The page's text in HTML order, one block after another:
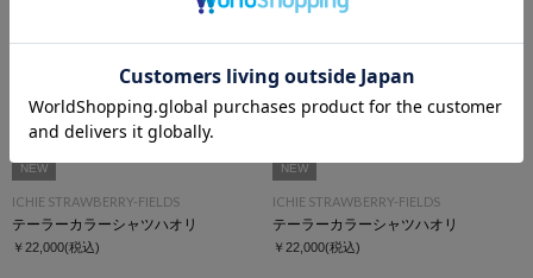
NEW
ICHIE STRAWBERRY-FIELDS
テーラーカラーシャツハオリ
￥22,000(税込)
NEW
ICHIE STRAWBERRY-FIELDS
テーラーカラーシャツハオリ
￥22,000(税込)